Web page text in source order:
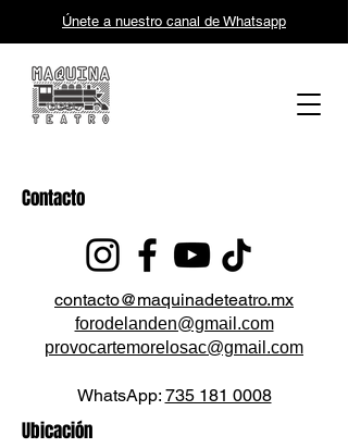
Únete a nuestro canal de Whatsapp
Contacto
contacto@maquinadeteatro.mx
forodelanden@gmail.com
provocartemorelosac@gmail.com
WhatsApp: 735 181 0008
Ubicación